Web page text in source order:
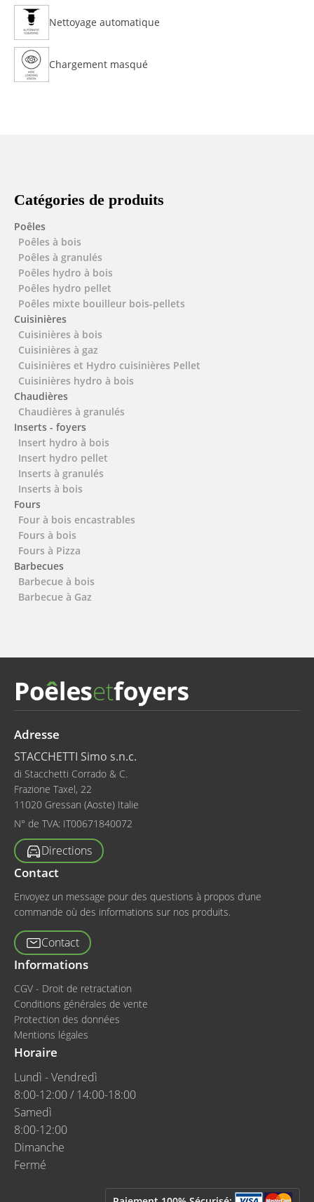
Nettoyage automatique
Chargement masqué
Catégories de produits
Poêles
Poêles à bois
Poêles à granulés
Poêles hydro à bois
Poêles hydro pellet
Poêles mixte bouilleur bois-pellets
Cuisinières
Cuisinières à bois
Cuisinières à gaz
Cuisinières et Hydro cuisinières Pellet
Cuisinières hydro à bois
Chaudières
Chaudières à granulés
Inserts - foyers
Insert hydro à bois
Insert hydro pellet
Inserts à granulés
Inserts à bois
Fours
Four à bois encastrables
Fours à bois
Fours à Pizza
Barbecues
Barbecue à bois
Barbecue à Gaz
Adresse
STACCHETTI Simo s.n.c.
di Stacchetti Corrado & C.
Frazione Taxel, 22
11020 Gressan (Aoste) Italie
N° de TVA: IT00671840072
Directions
Contact
Envoyez un message pour des questions à propos d’une
commande où des informations sur nos produits.
Contact
Informations
CGV - Droit de retractation
Conditions générales de vente
Protection des données
Mentions légales
Horaire
Lundì - Vendredì
8:00-12:00 / 14:00-18:00
Samedì
8:00-12:00
Dimanche
Fermé